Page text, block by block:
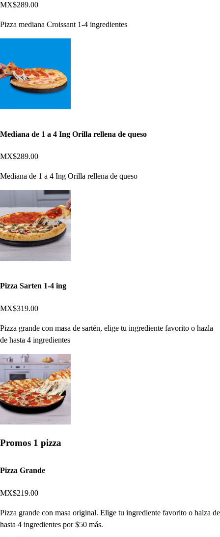
MX$289.00
Pizza mediana Croissant 1-4 ingredientes
Mediana de 1 a 4 Ing Orilla rellena de queso
MX$289.00
Mediana de 1 a 4 Ing Orilla rellena de queso
Pizza Sarten 1-4 ing
MX$319.00
Pizza grande con masa de sartén, elige tu ingrediente favorito o hazla
de hasta 4 ingredientes
Promos 1 pizza
Pizza Grande
MX$219.00
Pizza grande con masa original. Elige tu ingrediente favorito o halza de
hasta 4 ingredientes por $50 más.